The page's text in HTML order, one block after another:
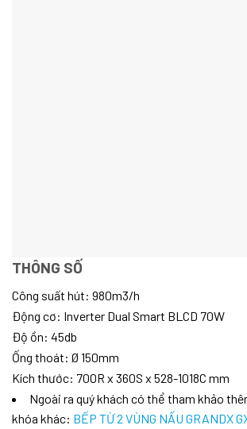
THÔNG SỐ
Công suất hút: 980m3/h
Động cơ: Inverter Dual Smart BLCD 70W
Độ ồn: 45db
Ống thoát: Ø 150mm
Kích thước: 700R x 360S x 528-1018C mm
Ngoài ra quý khách có thể tham khảo
khóa khác: BẾP TỪ 2 VÙNG NẤU GRANDX